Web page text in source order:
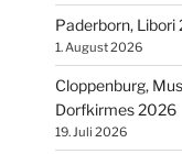
Paderborn, Libori
1. August 2026
Cloppenburg,
Dorfkirmes 2026
19. Juli 2026